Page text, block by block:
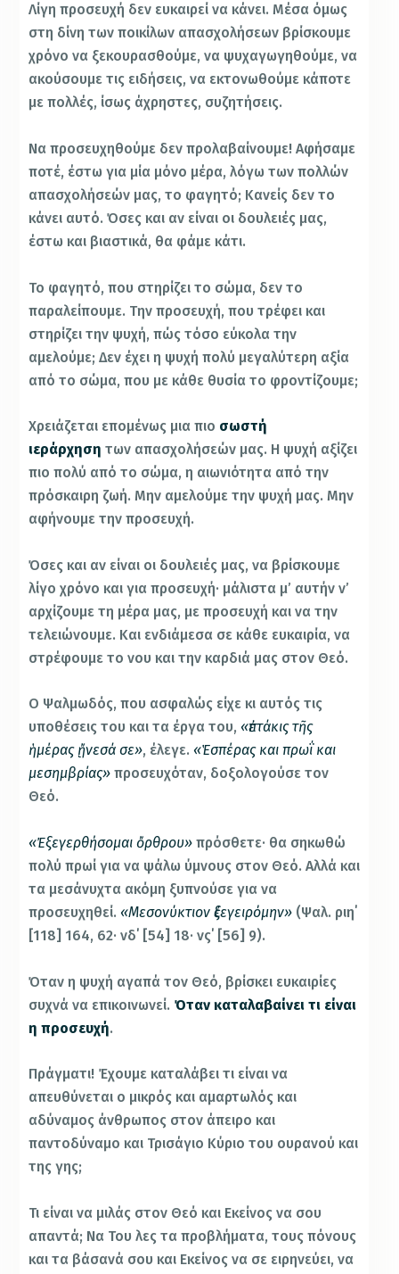
Λίγη προσευχή δεν ευκαιρεί να κάνει. Μέσα όμως
στη δίνη των ποικίλων απασχολήσεων βρίσκουμε
χρόνο να ξεκουρασθούμε, να ψυχαγωγηθούμε, να
ακούσουμε τις ειδήσεις, να εκτονωθούμε κάποτε
με πολλές, ίσως άχρηστες, συζητήσεις.
Να προσευχηθούμε δεν προλαβαίνουμε! Αφήσαμε
ποτέ, έστω για μία μόνο μέρα, λόγω των πολλών
απασχολήσεών μας, το φαγητό; Κανείς δεν το
κάνει αυτό. Όσες και αν είναι οι δουλειές μας,
έστω και βιαστικά, θα φάμε κάτι.
Το φαγητό, που στηρίζει το σώμα, δεν το
παραλείπουμε. Την προσευχή, που τρέφει και
στηρίζει την ψυχή, πώς τόσο εύκολα την
αμελούμε; Δεν έχει η ψυχή πολύ μεγαλύτερη αξία
από το σώμα, που με κάθε θυσία το φροντίζουμε;
Χρειάζεται επομένως μια πιο σωστή
ιεράρχηση των απασχολήσεών μας. Η ψυχή αξίζει
πιο πολύ από το σώμα, η αιωνιότητα από την
πρόσκαιρη ζωή. Μην αμελούμε την ψυχή μας. Μην
αφήνουμε την προσευχή.
Όσες και αν είναι οι δουλειές μας, να βρίσκουμε
λίγο χρόνο και για προσευχή· μάλιστα μ’ αυτήν ν’
αρχίζουμε τη μέρα μας, με προσευχή και να την
τελειώνουμε. Και ενδιάμεσα σε κάθε ευκαιρία, να
στρέφουμε το νου και την καρδιά μας στον Θεό.
Ο Ψαλμωδός, που ασφαλώς είχε κι αυτός τις
υποθέσεις του και τα έργα του,«ἐπτάκις τῆς
ἡμέρας ᾔνεσά σε», έλεγε.«Ἑσπέρας και πρωΐ και
μεσημβρίας» προσευχόταν, δοξολογούσε τον
Θεό.
«Ἐξεγερθήσομαι ὄρθρου» πρόσθετε· θα σηκωθώ
πολύ πρωί για να ψάλω ύμνους στον Θεό. Αλλά και
τα μεσάνυχτα ακόμη ξυπνούσε για να
προσευχηθεί.«Μεσονύκτιον ἐξεγειρόμην» (Ψαλ. ριη΄
[118] 164, 62· νδ΄ [54] 18· νς΄ [56] 9).
Όταν η ψυχή αγαπά τον Θεό, βρίσκει ευκαιρίες
συχνά να επικοινωνεί. Όταν καταλαβαίνει τι είναι
η προσευχή.
Πράγματι! Έχουμε καταλάβει τι είναι να
απευθύνεται ο μικρός και αμαρτωλός και
αδύναμος άνθρωπος στον άπειρο και
παντοδύναμο και Τρισάγιο Κύριο του ουρανού και
της γης;
Τι είναι να μιλάς στον Θεό και Εκείνος να σου
απαντά; Να Του λες τα προβλήματα, τους πόνους
και τα βάσανά σου και Εκείνος να σε ειρηνεύει, να